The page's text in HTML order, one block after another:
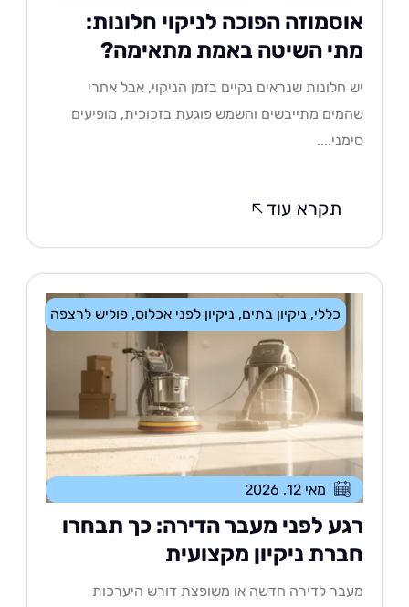
הפוכה לניקוי חלונות:
השיטה באמת מתאימה?
חלונות שנראים נקיים בזמן הניקוי, אבל אחרי
מתייבשים והשמש פוגעת בזכוכית, מופיעים
תקרא עוד
ניקיון בתים,ניקיון לפני אכלוס,פוליש לרצפה
מאי 12, 2026
לפני מעבר הדירה: כך תבחרו
ניקיון מקצועית
לדירה חדשה או משופצת דורש היערכות